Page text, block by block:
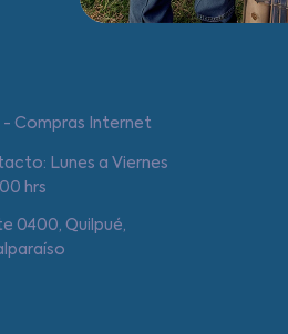
- Compras Internet
Lunes a Viernes
hrs
0400, Quilpué,